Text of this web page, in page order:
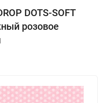
DOTS-SOFT
розовое